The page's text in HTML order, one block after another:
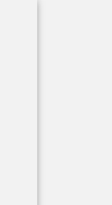
Textilband und